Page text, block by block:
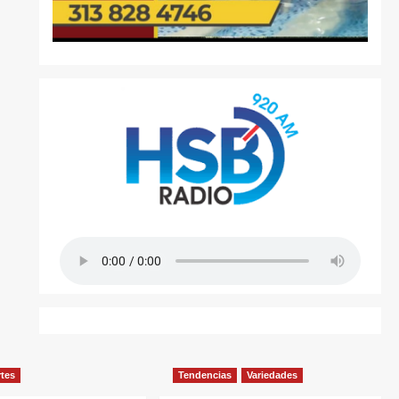
Tendencias Variedades